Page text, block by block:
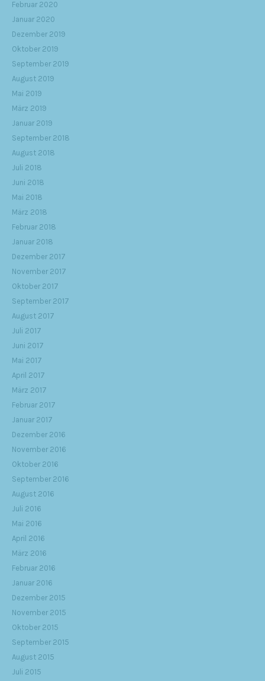
Februar 2020
Januar 2020
Dezember 2019
Oktober 2019
September 2019
August 2019
Mai 2019
März 2019
Januar 2019
September 2018
August 2018
Juli 2018
Juni 2018
Mai 2018
März 2018
Februar 2018
Januar 2018
Dezember 2017
November 2017
Oktober 2017
September 2017
August 2017
Juli 2017
Juni 2017
Mai 2017
April 2017
März 2017
Februar 2017
Januar 2017
Dezember 2016
November 2016
Oktober 2016
September 2016
August 2016
Juli 2016
Mai 2016
April 2016
März 2016
Februar 2016
Januar 2016
Dezember 2015
November 2015
Oktober 2015
September 2015
August 2015
Juli 2015